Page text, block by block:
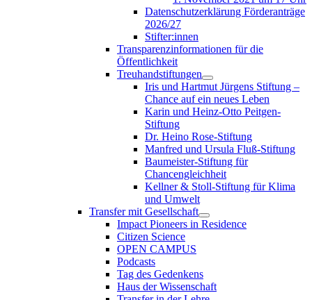
Datenschutzerklärung Förderanträge
2026/27
Stifter:innen
Transparenzinformationen für die
Öffentlichkeit
Treuhandstiftungen
Iris und Hartmut Jürgens Stiftung –
Chance auf ein neues Leben
Karin und Heinz-Otto Peitgen-
Stiftung
Dr. Heino Rose-Stiftung
Manfred und Ursula Fluß-Stiftung
Baumeister-Stiftung für
Chancengleichheit
Kellner & Stoll-Stiftung für Klima
und Umwelt
Transfer mit Gesellschaft
Impact Pioneers in Residence
Citizen Science
OPEN CAMPUS
Podcasts
Tag des Gedenkens
Haus der Wissenschaft